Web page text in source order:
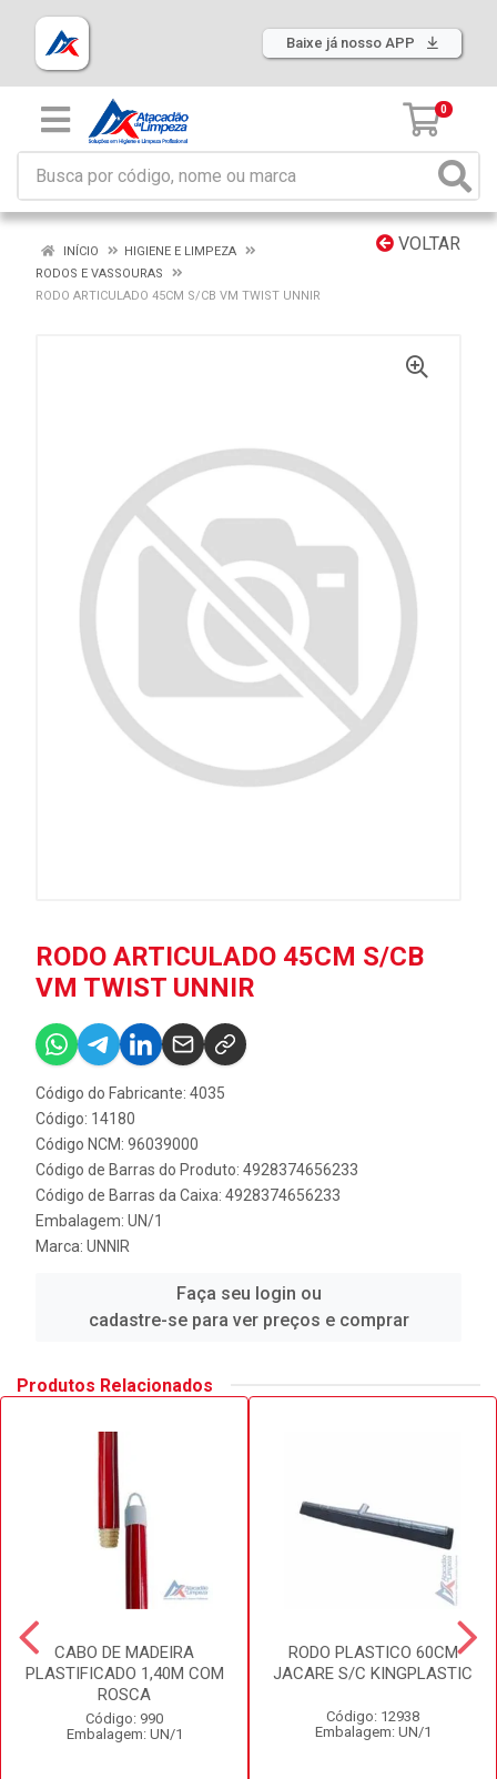
Baixe já nosso APP
0
VOLTAR
INÍCIO
HIGIENE E LIMPEZA
RODOS E VASSOURAS
RODO ARTICULADO 45CM S/CB VM TWIST UNNIR
RODO ARTICULADO 45CM S/CB
VM TWIST UNNIR
Código do Fabricante: 4035
Código: 14180
Código NCM: 96039000
Código de Barras do Produto: 4928374656233
Código de Barras da Caixa: 4928374656233
Embalagem: UN/1
Marca: UNNIR
Faça seu login ou
cadastre-se para ver preços e comprar
Produtos Relacionados
CABO DE MADEIRA
PLASTIFICADO 1,40M COM
ROSCA
Código: 990
Embalagem: UN/1
RODO PLASTICO 60CM
JACARE S/C KINGPLASTIC
Código: 12938
Embalagem: UN/1